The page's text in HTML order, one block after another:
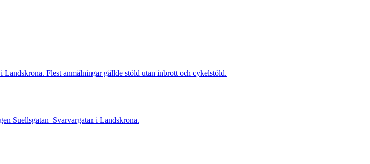
Flest anmälningar gällde stöld utan inbrott och cykelstöld.
Suellsgatan–Svarvargatan i Landskrona.